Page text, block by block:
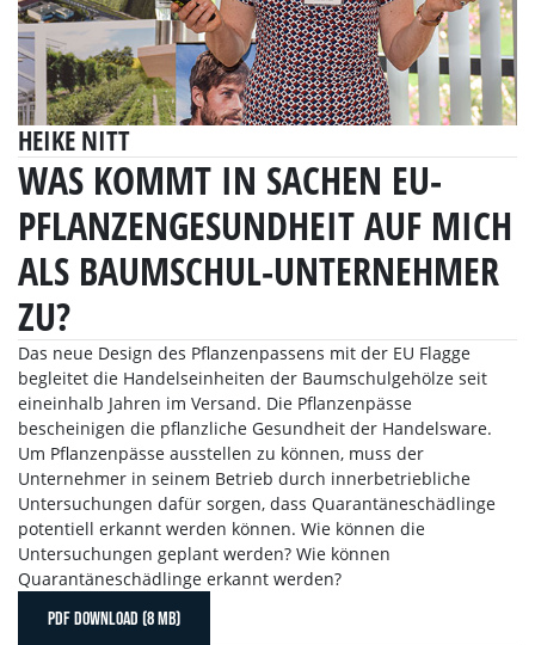
HEIKE NITT
WAS KOMMT IN SACHEN EU-
PFLANZENGESUNDHEIT AUF MICH
ALS BAUMSCHUL-UNTERNEHMER
ZU?
Das neue Design des Pflanzenpassens mit der EU Flagge
begleitet die Handelseinheiten der Baumschulgehölze seit
eineinhalb Jahren im Versand. Die Pflanzenpässe
bescheinigen die pflanzliche Gesundheit der Handelsware.
Um Pflanzenpässe ausstellen zu können, muss der
Unternehmer in seinem Betrieb durch innerbetriebliche
Untersuchungen dafür sorgen, dass Quarantäneschädlinge
potentiell erkannt werden können. Wie können die
Untersuchungen geplant werden? Wie können
Quarantäneschädlinge erkannt werden?
PDF DOWNLOAD (8 MB)